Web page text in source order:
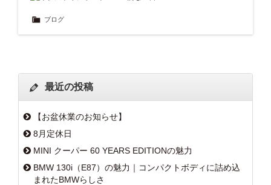
ブログ
最近の投稿
【お盆休業のお知らせ】
8月定休日
MINI クーパー 60 YEARS EDITIONの魅力
BMW 130i（E87）の魅力｜コンパクトボディに詰め込
まれたBMWらしさ